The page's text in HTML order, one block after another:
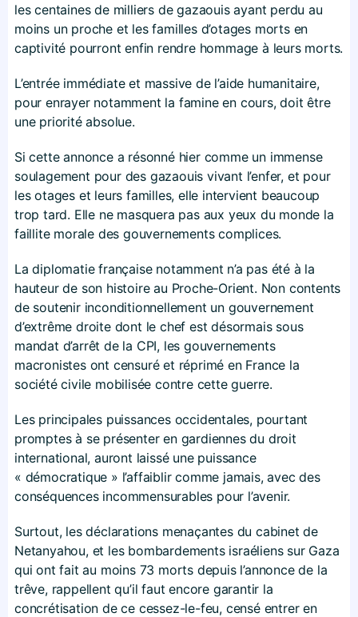
les centaines de milliers de gazaouis ayant perdu au
moins un proche et les familles d’otages morts en
captivité pourront enfin rendre hommage à leurs morts.
L’entrée immédiate et massive de l’aide humanitaire,
pour enrayer notamment la famine en cours, doit être
une priorité absolue.
Si cette annonce a résonné hier comme un immense
soulagement pour des gazaouis vivant l’enfer, et pour
les otages et leurs familles, elle intervient beaucoup
trop tard. Elle ne masquera pas aux yeux du monde la
faillite morale des gouvernements complices.
La diplomatie française notamment n’a pas été à la
hauteur de son histoire au Proche-Orient. Non contents
de soutenir inconditionnellement un gouvernement
d’extrême droite dont le chef est désormais sous
mandat d’arrêt de la CPI, les gouvernements
macronistes ont censuré et réprimé en France la
société civile mobilisée contre cette guerre.
Les principales puissances occidentales, pourtant
promptes à se présenter en gardiennes du droit
international, auront laissé une puissance
« démocratique » l’affaiblir comme jamais, avec des
conséquences incommensurables pour l’avenir.
Surtout, les déclarations menaçantes du cabinet de
Netanyahou, et les bombardements israéliens sur Gaza
qui ont fait au moins 73 morts depuis l’annonce de la
trêve, rappellent qu’il faut encore garantir la
concrétisation de ce cessez-le-feu, censé entrer en